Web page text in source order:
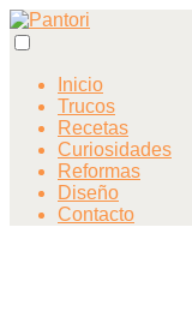
Inicio
Trucos
Recetas
Curiosidades
Reformas
Diseño
Contacto